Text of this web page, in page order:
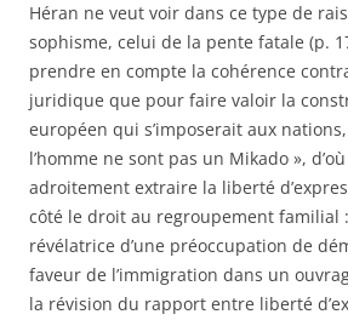
Héran ne veut voir dans ce type de
sophisme, celui de la pente fatale (p.
prendre en compte la cohérence
juridique que pour faire valoir la
européen qui s’imposerait aux
l’homme ne sont pas un Mikado »,
adroitement extraire la liberté
côté le droit au regroupement familial
révélatrice d’une préoccupation de
faveur de l’immigration dans un
la révision du rapport entre liberté